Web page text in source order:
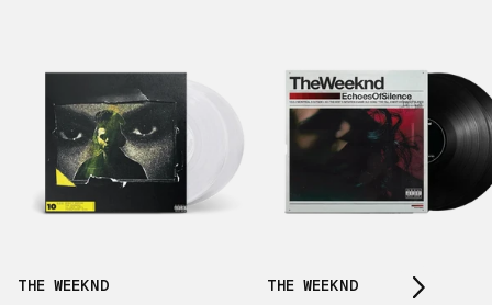
THE WEEKND THE WEEKND Scroll right